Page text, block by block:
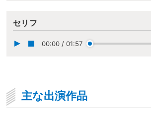
セリフ
00:00 / 01:57
主な出演作品